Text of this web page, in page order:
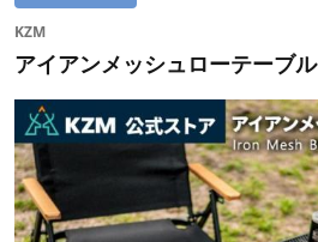
KZM
アイアンメッシュローテーブル